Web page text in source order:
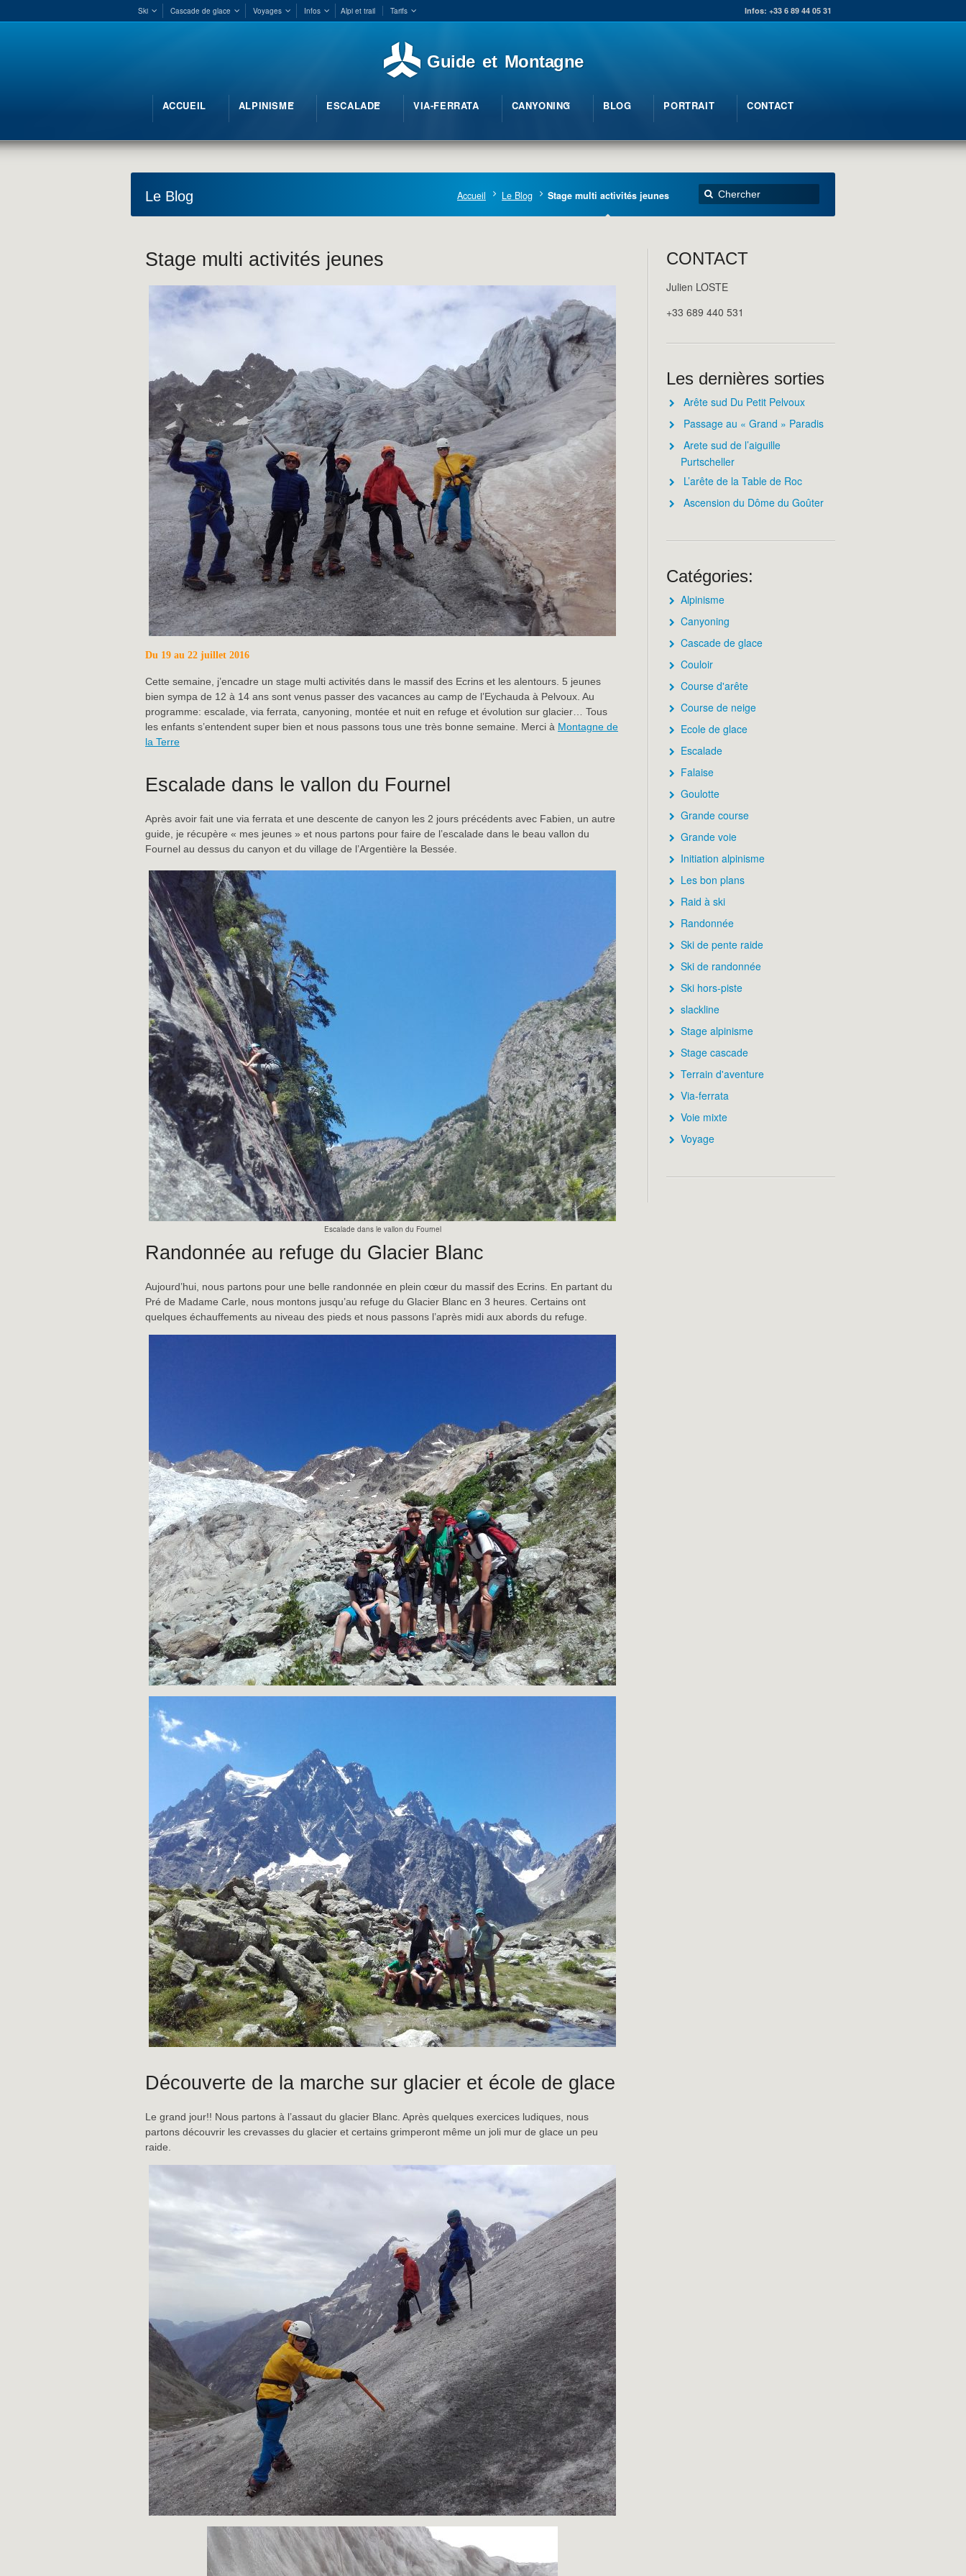
Ski Cascade de glace Voyages Infos Alpi et trail Tarifs Infos: +33 6 89 44 05 31
Guide et Montagne
ACCUEIL ALPINISME ESCALADE VIA-FERRATA CANYONING BLOG PORTRAIT CONTACT
Le Blog Accueil Le Blog Stage multi activités jeunes
Stage multi activités jeunes
Du 19 au 22 juillet 2016
Cette semaine, j’encadre un stage multi activités dans le massif des Ecrins et les alentours. 5 jeunes
bien sympa de 12 à 14 ans sont venus passer des vacances au camp de l’Eychauda à Pelvoux. Au
programme: escalade, via ferrata, canyoning, montée et nuit en refuge et évolution sur glacier… Tous
les enfants s’entendent super bien et nous passons tous une très bonne semaine. Merci à Montagne de
la Terre
Escalade dans le vallon du Fournel
Après avoir fait une via ferrata et une descente de canyon les 2 jours précédents avec Fabien, un autre
guide, je récupère « mes jeunes » et nous partons pour faire de l’escalade dans le beau vallon du
Fournel au dessus du canyon et du village de l’Argentière la Bessée.
Escalade dans le vallon du Fournel
Randonnée au refuge du Glacier Blanc
Aujourd’hui, nous partons pour une belle randonnée en plein cœur du massif des Ecrins. En partant du
Pré de Madame Carle, nous montons jusqu’au refuge du Glacier Blanc en 3 heures. Certains ont
quelques échauffements au niveau des pieds et nous passons l’après midi aux abords du refuge.
Découverte de la marche sur glacier et école de glace
Le grand jour!! Nous partons à l’assaut du glacier Blanc. Après quelques exercices ludiques, nous
partons découvrir les crevasses du glacier et certains grimperont même un joli mur de glace un peu
raide.
CONTACT
Julien LOSTE
+33 689 440 531
Les dernières sorties
Arête sud Du Petit Pelvoux
Passage au « Grand » Paradis
Arete sud de l’aiguille
Purtscheller
L’arête de la Table de Roc
Ascension du Dôme du Goûter
Catégories:
Alpinisme
Canyoning
Cascade de glace
Couloir
Course d'arête
Course de neige
Ecole de glace
Escalade
Falaise
Goulotte
Grande course
Grande voie
Initiation alpinisme
Les bon plans
Raid à ski
Randonnée
Ski de pente raide
Ski de randonnée
Ski hors-piste
slackline
Stage alpinisme
Stage cascade
Terrain d'aventure
Via-ferrata
Voie mixte
Voyage